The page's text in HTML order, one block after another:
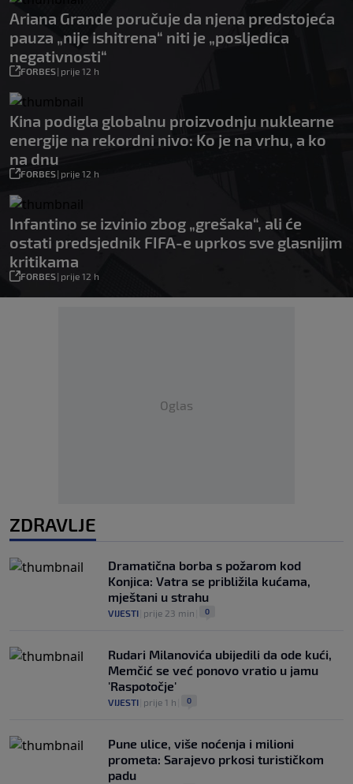
Ariana Grande poručuje da njena predstojeća
pauza „nije ishitrena“ niti je „posljedica
negativnosti“
FORBES| prije 12 h
Kina podigla globalnu proizvodnju nuklearne
energije na rekordni nivo: Ko je na vrhu, a ko
na dnu
FORBES| prije 12 h
Infantino se izvinio zbog „grešaka“, ali će
ostati predsjednik FIFA-e uprkos sve glasnijim
kritikama
FORBES| prije 12 h
Oglas
ZDRAVLJE
Dramatična borba s požarom kod
Konjica: Vatra se približila kućama,
mještani u strahu
VIJESTI prije 23 min 0
Rudari Milanovića ubijedili da ode kući,
Memčić se već ponovo vratio u jamu
'Raspotočje'
VIJESTI prije 1 h 0
Pune ulice, više noćenja i milioni
prometa: Sarajevo prkosi turističkom
padu